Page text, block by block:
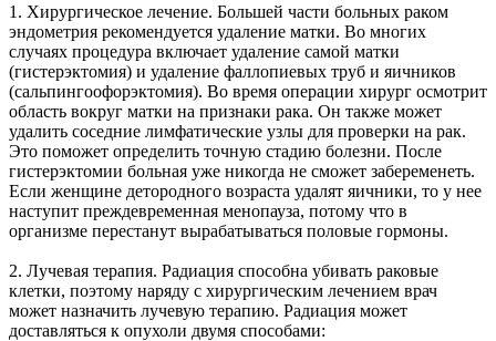
1. Хирургическое лечение. Большей части больных раком
эндометрия рекомендуется удаление матки. Во многих
случаях процедура включает удаление самой матки
(гистерэктомия) и удаление фаллопиевых труб и яичников
(сальпингоофорэктомия). Во время операции хирург осмотрит
область вокруг матки на признаки рака. Он также может
удалить соседние лимфатические узлы для проверки на рак.
Это поможет определить точную стадию болезни. После
гистерэктомии больная уже никогда не сможет забеременеть.
Если женщине детородного возраста удалят яичники, то у нее
наступит преждевременная менопауза, потому что в
организме перестанут вырабатываться половые гормоны.
2. Лучевая терапия. Радиация способна убивать раковые
клетки, поэтому наряду с хирургическим лечением врач
может назначить лучевую терапию. Радиация может
доставляться к опухоли двумя способами: